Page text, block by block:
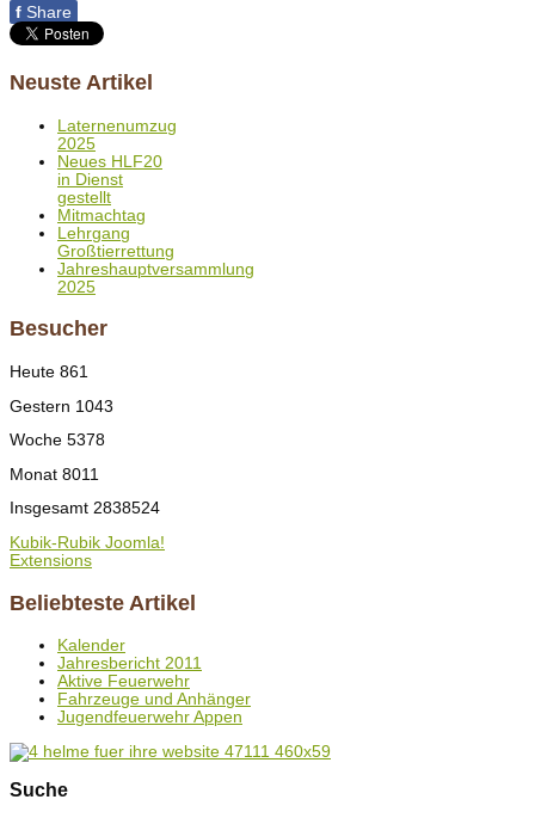
f Share
Neuste Artikel
Laternenumzug
2025
Neues HLF20
in Dienst
gestellt
Mitmachtag
Lehrgang
Großtierrettung
Jahreshauptversammlung
2025
Besucher
Heute 861
Gestern 1043
Woche 5378
Monat 8011
Insgesamt 2838524
Kubik-Rubik Joomla!
Extensions
Beliebteste Artikel
Kalender
Jahresbericht 2011
Aktive Feuerwehr
Fahrzeuge und Anhänger
Jugendfeuerwehr Appen
Suche